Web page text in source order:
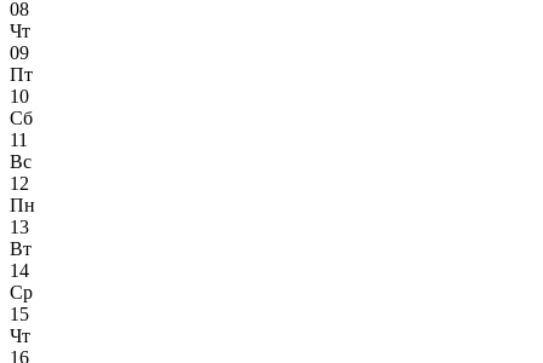
08
Чт
09
Пт
10
Сб
11
Вс
12
Пн
13
Вт
14
Ср
15
Чт
16